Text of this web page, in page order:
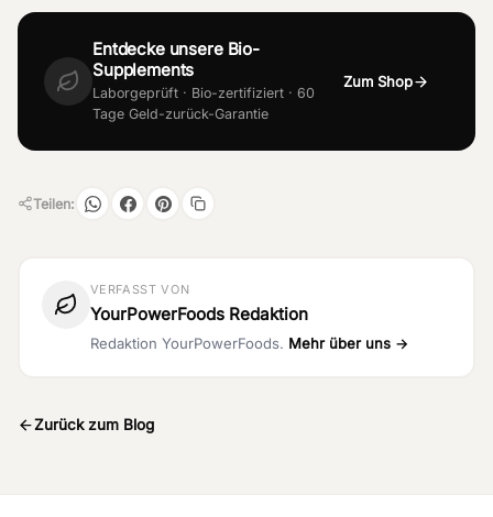
Entdecke unsere Bio-
Supplements
Laborgeprüft · Bio-zertifiziert · 60
Tage Geld-zurück-Garantie
Zum Shop
Teilen:
VERFASST VON
YourPowerFoods Redaktion
Redaktion YourPowerFoods. Mehr über uns →
Zurück zum Blog